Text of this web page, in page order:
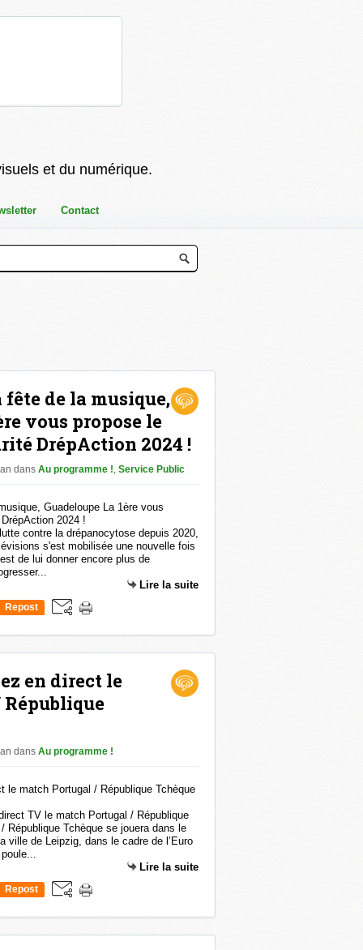
et du numérique.
Contact
de la musique,
vous propose le
DrépAction 2024 !
dans Au programme !, Service Public
contre la drépanocytose depuis 2020,
s'est mobilisée une nouvelle fois
de lui donner encore plus de
Lire la suite
Repost
en direct le
dans Au programme !
TV le match Portugal / République
République Tchèque se jouera dans le
ville de Leipzig, dans le cadre de l’Euro
Lire la suite
Repost